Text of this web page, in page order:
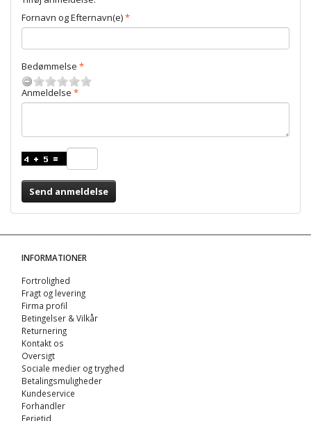
Fornavn og Efternavn(e)
Bedømmelse
Anmeldelse
Send anmeldelse
INFORMATIONER
Fortrolighed
Fragt og levering
Firma profil
Betingelser & Vilkår
Returnering
Kontakt os
Oversigt
Sociale medier og tryghed
Betalingsmuligheder
Kundeservice
Forhandler
Ferietid